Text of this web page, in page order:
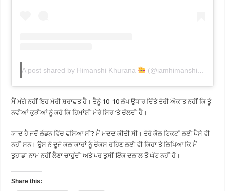
A post shared by Himanshi Khurana (@iamhimanshikhurana)
ਮੈਂ ਮੰਗੇ ਨਹੀਂ ਇਹ ਮੇਰੀ ਸ਼ਰਾਫ਼ਤ ਹੈ। ਤੈਨੂੰ 10-10 ਲੱਖ ਉਧਾਰ ਦਿੱਤੇ ਤੇਰੀ ਔਕਾਤ ਨਹੀਂ ਕਿ ਤੂੰ
ਨਵੀਆਂ ਕੁੜੀਆਂ ਨੂੰ ਕਹੇ ਕਿ ਹਿਮਾਂਸ਼ੀ ਮੇਰੇ ਸਿਰ ‘ਤੇ ਚੱਲਦੀ ਹੈ।
ਯਾਦ ਹੈ ਜਦੋਂ ਲੰਡਨ ਵਿੱਚ ਫਸਿਆ ਸੀ? ਮੈਂ ਮਦਦ ਕੀਤੀ ਸੀ। ਤੇਰੇ ਕੋਲ ਟਿਕਟਾਂ ਲਈ ਪੈਸੇ ਵੀ
ਨਹੀਂ ਸਨ। ਉਸ ਨੇ ਦੂਜੇ ਕਲਾਕਾਰਾਂ ਨੂੰ ਚੌਕਸ ਰਹਿਣ ਲਈ ਵੀ ਕਿਹਾ ਤੇ ਲਿਖਿਆ ਕਿ ਮੈਂ
ਤੁਹਾਡਾ ਨਾਮ ਨਹੀਂ ਲੈਣਾ ਚਾਹੁੰਦੀ ਅਤੇ ਪਰ ਤੁਸੀਂ ਇੱਕ ਦਲਾਲ ਤੋਂ ਘੱਟ ਨਹੀਂ ਹੋ।
Share this: